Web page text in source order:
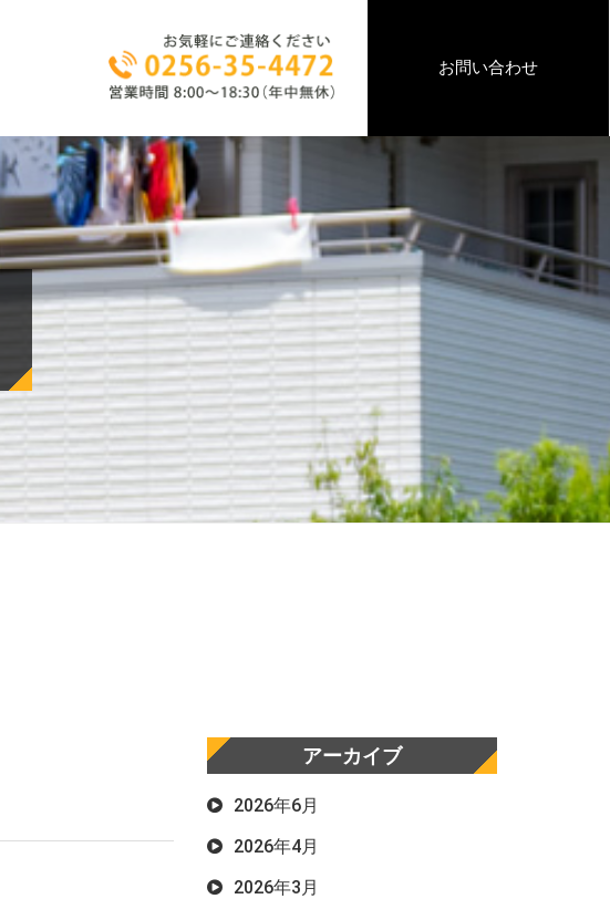
お問い合わせ
アーカイブ
2026年6月
2026年4月
2026年3月